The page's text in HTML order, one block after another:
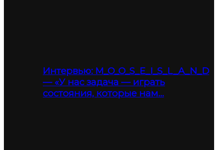
Интервью: M_O_O_S_E_I_S_L_A_N_D
— «У нас задача — играть
состояния, которые нам…